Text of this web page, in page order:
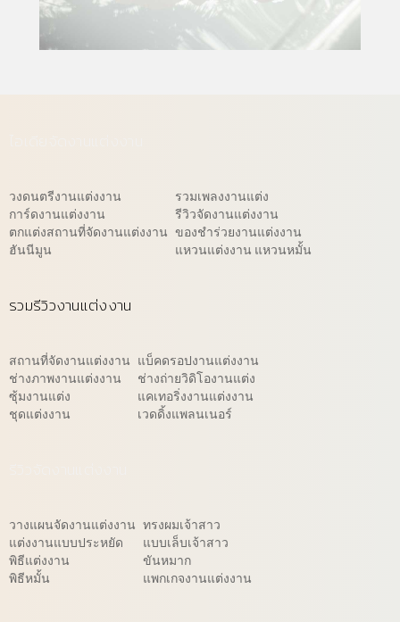
วงดนตรีงานแต่งงาน
การ์ดงานแต่งงาน
ตกแต่งสถานที่จัดงานแต่งงาน
ฮันนีมูน
รวมเพลงงานแต่ง
รีวิวจัดงานแต่งงาน
ของชำร่วยงานแต่งงาน
แหวนแต่งงาน แหวนหมั้น
รวมรีวิวงานแต่งงาน
สถานที่จัดงานแต่งงาน
ช่างภาพงานแต่งงาน
ซุ้มงานแต่ง
ชุดแต่งงาน
แบ็คดรอปงานแต่งงาน
ช่างถ่ายวิดิโองานแต่ง
แคเทอริ่งงานแต่งงาน
เวดดิ้งแพลนเนอร์
วางแผนจัดงานแต่งงาน
แต่งงานแบบประหยัด
พิธีแต่งงาน
พิธีหมั้น
ทรงผมเจ้าสาว
แบบเล็บเจ้าสาว
ขันหมาก
แพกเกจงานแต่งงาน